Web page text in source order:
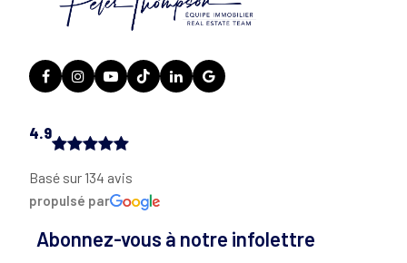
4.9
Basé sur 134 avis
propulsé par
Abonnez-vous à notre infolettre